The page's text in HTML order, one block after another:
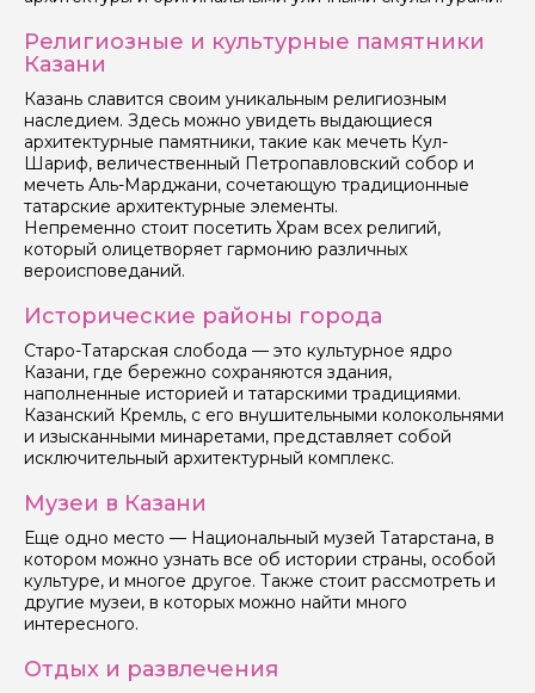
Религиозные и культурные памятники
Казани
Казань славится своим уникальным религиозным
наследием. Здесь можно увидеть выдающиеся
архитектурные памятники, такие как мечеть Кул-
Шариф, величественный Петропавловский собор и
мечеть Аль-Марджани, сочетающую традиционные
татарские архитектурные элементы.
Непременно стоит посетить Храм всех религий,
который олицетворяет гармонию различных
вероисповеданий.
Исторические районы города
Старо-Татарская слобода — это культурное ядро
Казани, где бережно сохраняются здания,
наполненные историей и татарскими традициями.
Казанский Кремль, с его внушительными колокольнями
и изысканными минаретами, представляет собой
исключительный архитектурный комплекс.
Музеи в Казани
Еще одно место — Национальный музей Татарстана, в
котором можно узнать все об истории страны, особой
культуре, и многое другое. Также стоит рассмотреть и
другие музеи, в которых можно найти много
интересного.
Отдых и развлечения